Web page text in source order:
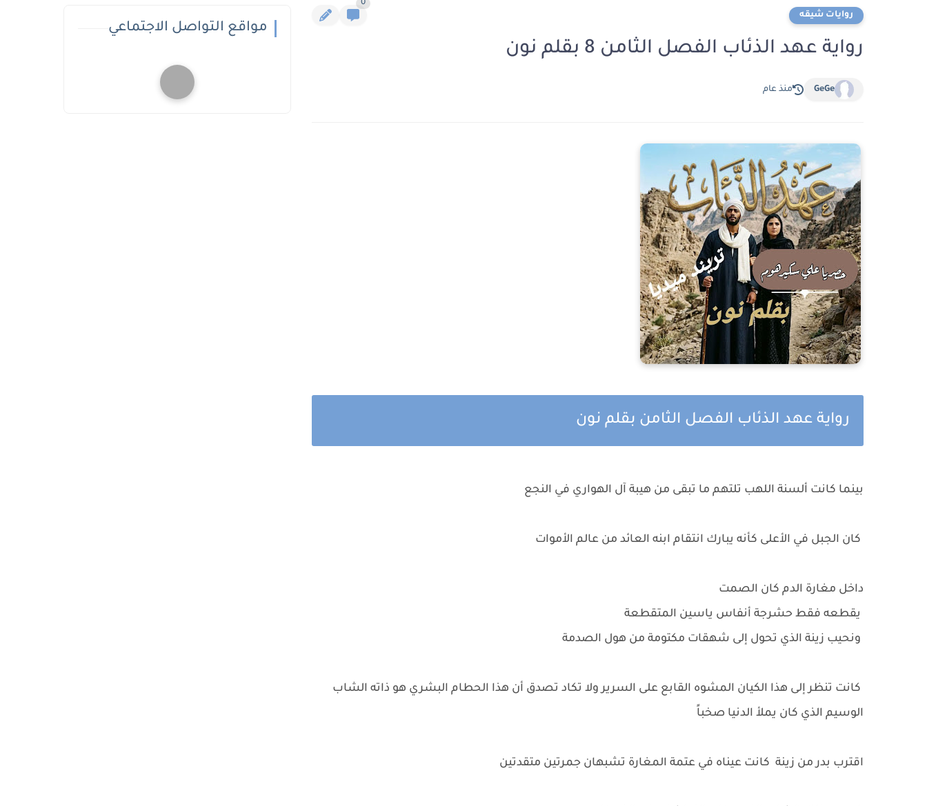
روايات شيقه
0
رواية عهد الذئاب الفصل الثامن 8 بقلم نون
GeGe منذ عام
رواية عهد الذئاب الفصل الثامن بقلم نون
بينما كانت ألسنة اللهب تلتهم ما تبقى من هيبة آل الهواري في النجع
كان الجبل في الأعلى كأنه يبارك انتقام ابنه العائد من عالم الأموات
داخل مغارة الدم كان الصمت
يقطعه فقط حشرجة أنفاس ياسين المتقطعة
ونحيب زينة الذي تحول إلى شهقات مكتومة من هول الصدمة
كانت تنظر إلى هذا الكيان المشوه القابع على السرير ولا تكاد تصدق أن هذا الحطام البشري هو ذاته الشاب
الوسيم الذي كان يملأ الدنيا صخباً
اقترب بدر من زينة كانت عيناه في عتمة المغارة تشبهان جمرتين متقدتين
مواقع التواصل الاجتماعي